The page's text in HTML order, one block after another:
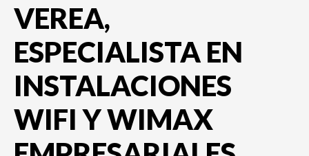
VEREA,
ESPECIALISTA EN
INSTALACIONES
WIFI Y WIMAX